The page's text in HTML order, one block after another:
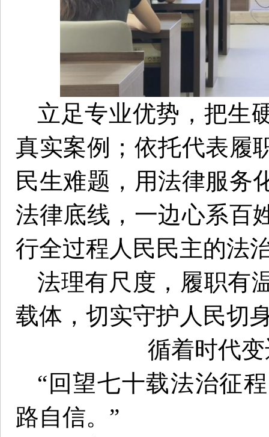
立足专业优势，把生
真实案例；依托代表履
民生难题，用法律服务
法律底线，一边心系百
行全过程人民民主的法
法理有尺度，履职有
载体，切实守护人民切
循着时代
“回望七十载法治征
路自信。”